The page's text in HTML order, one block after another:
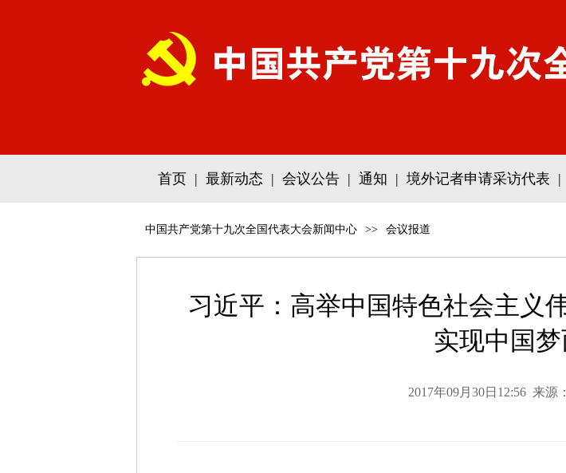
首页 | 最新动态 | 会议公告 | 通知 | 境外记者申请采访代表 |
中国共产党第十九次全国代表大会新闻中心 >> 会议报道
习近平：高举中国特色社会主义
实现中国
2017年09月30日12:56 来源：